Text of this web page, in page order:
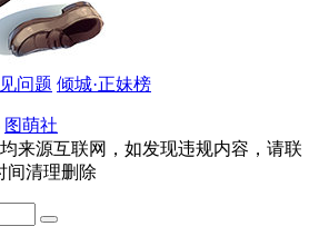
问题 倾城·正妹榜
图萌社
来源互联网，如发现违规内容，请联
间清理删除